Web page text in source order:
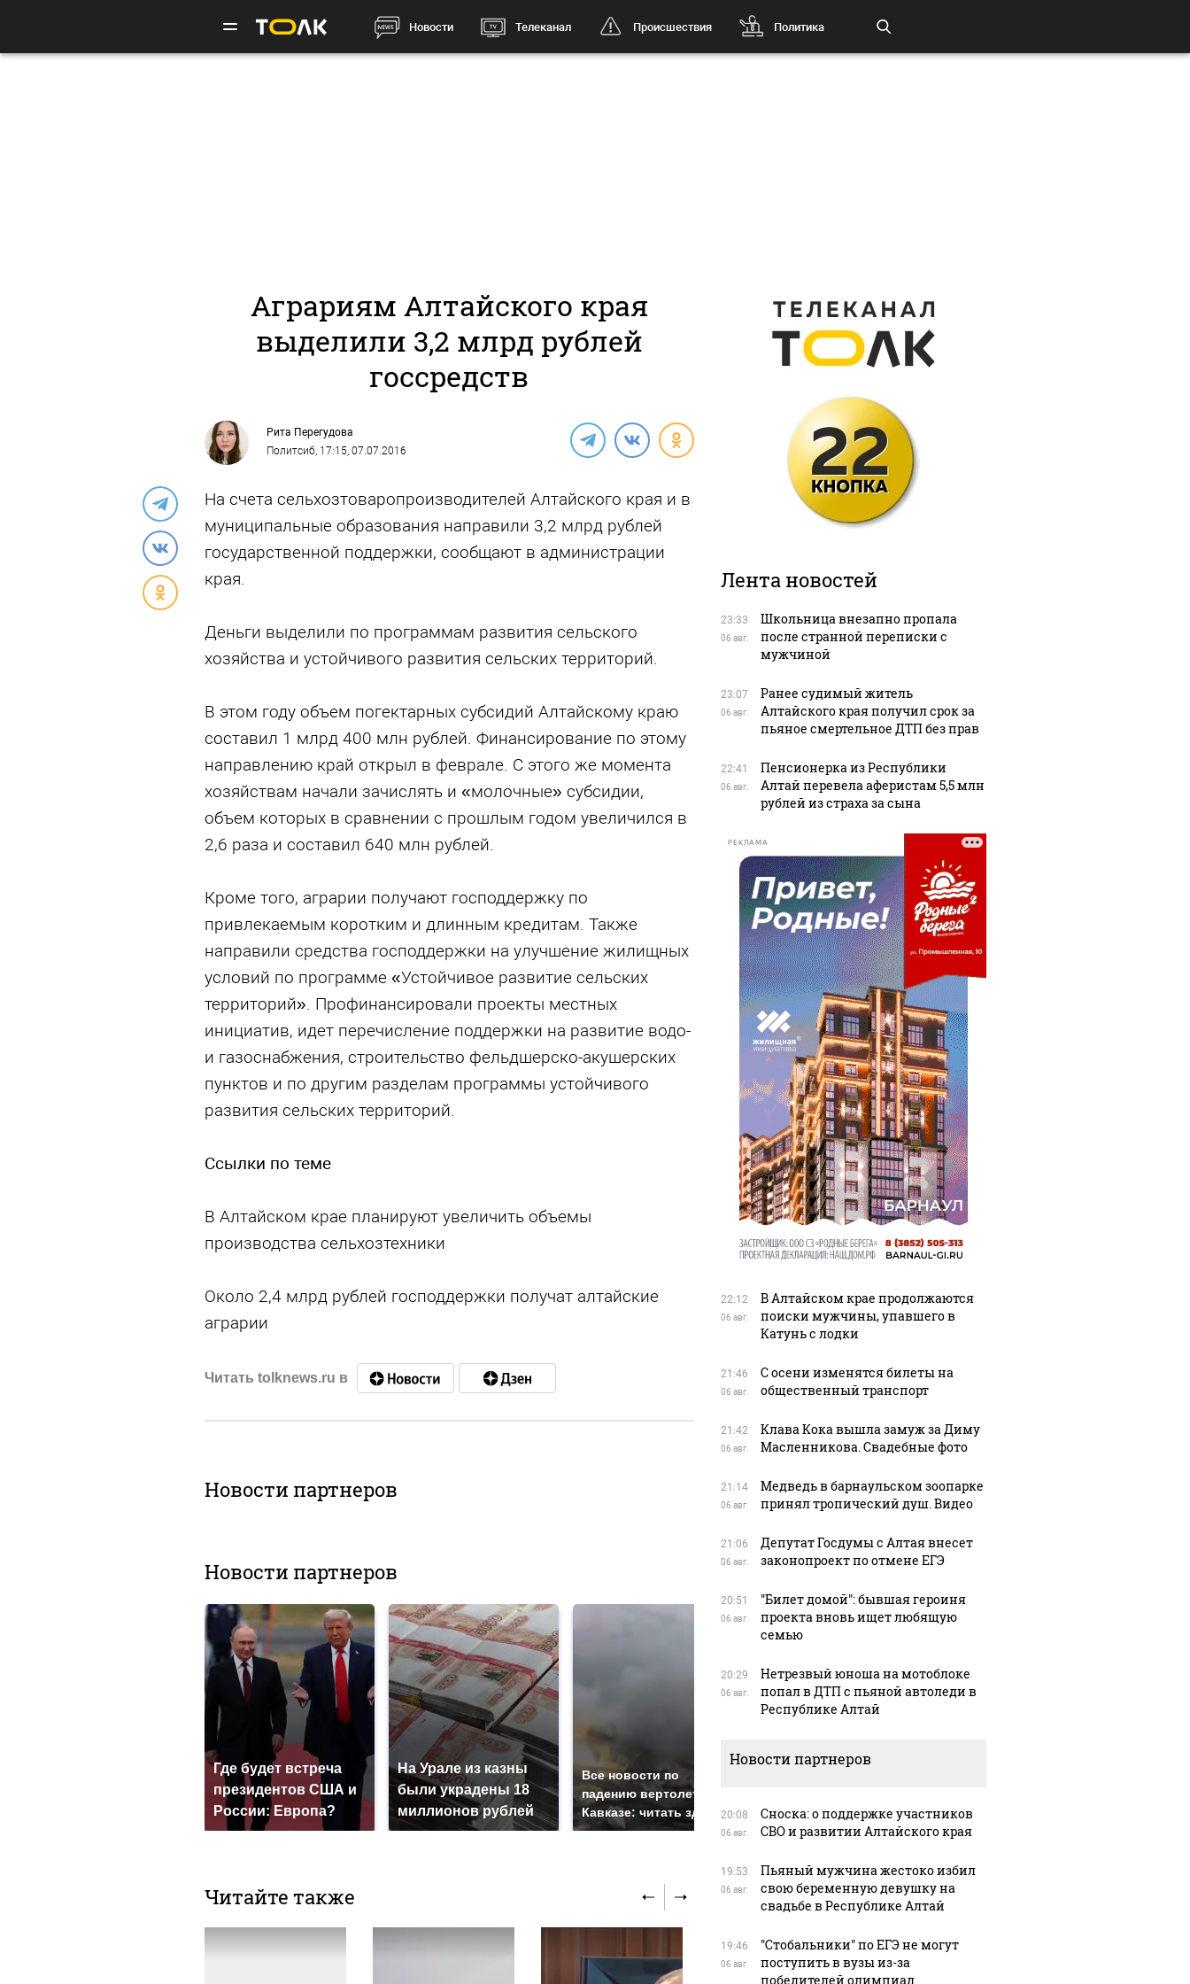
Новости Телеканал Происшествия Политика
Аграриям Алтайского края
выделили 3,2 млрд рублей
госсредств
Рита Перегудова
Политсиб, 17:15, 07.07.2016
На счета сельхозтоваропроизводителей Алтайского края и в
муниципальные образования направили 3,2 млрд рублей
государственной поддержки, сообщают в администрации
края.
Деньги выделили по программам развития сельского
хозяйства и устойчивого развития сельских территорий.
В этом году объем погектарных субсидий Алтайскому краю
составил 1 млрд 400 млн рублей. Финансирование по этому
направлению край открыл в феврале. С этого же момента
хозяйствам начали зачислять и «молочные» субсидии,
объем которых в сравнении с прошлым годом увеличился в
2,6 раза и составил 640 млн рублей.
Кроме того, аграрии получают господдержку по
привлекаемым коротким и длинным кредитам. Также
направили средства господдержки на улучшение жилищных
условий по программе «Устойчивое развитие сельских
территорий». Профинансировали проекты местных
инициатив, идет перечисление поддержки на развитие водо-
и газоснабжения, строительство фельдшерско-акушерских
пунктов и по другим разделам программы устойчивого
развития сельских территорий.
Ссылки по теме
В Алтайском крае планируют увеличить объемы
производства сельхозтехники
Около 2,4 млрд рублей господдержки получат алтайские
аграрии
Читать tolknews.ru в
Новости партнеров
Новости партнеров
Где будет встреча
президентов США и
России: Европа?
На Урале из казны
были украдены 18
миллионов рублей
Все новости по
падению вертолета на
Кавказе: читать здесь
полицейскую
подожгли.
так?!
Читайте также
Лента новостей
23:33
06 авг.
Школьница внезапно пропала
после странной переписки с
мужчиной
23:07
06 авг.
Ранее судимый житель
Алтайского края получил срок за
пьяное смертельное ДТП без прав
22:41
06 авг.
Пенсионерка из Республики
Алтай перевела аферистам 5,5 млн
рублей из страха за сына
РЕКЛАМА
22:12
06 авг.
В Алтайском крае продолжаются
поиски мужчины, упавшего в
Катунь с лодки
21:46
06 авг.
С осени изменятся билеты на
общественный транспорт
21:42
06 авг.
Клава Кока вышла замуж за Диму
Масленникова. Свадебные фото
21:14
06 авг.
Медведь в барнаульском зоопарке
принял тропический душ. Видео
21:06
06 авг.
Депутат Госдумы с Алтая внесет
законопроект по отмене ЕГЭ
20:51
06 авг.
"Билет домой": бывшая героиня
проекта вновь ищет любящую
семью
20:29
06 авг.
Нетрезвый юноша на мотоблоке
попал в ДТП с пьяной автоледи в
Республике Алтай
Новости партнеров
20:08
06 авг.
Сноска: о поддержке участников
СВО и развитии Алтайского края
19:53
06 авг.
Пьяный мужчина жестоко избил
свою беременную девушку на
свадьбе в Республике Алтай
19:46
06 авг.
"Стобальники" по ЕГЭ не могут
поступить в вузы из-за
победителей олимпиад